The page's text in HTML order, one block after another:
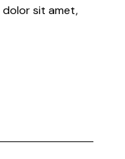
dolor sit amet,